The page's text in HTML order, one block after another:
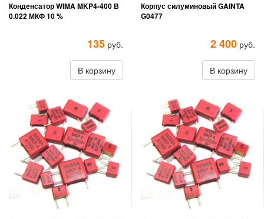
Конденсатор WIMA MKP4-400 В
0.022 МКФ 10 %
135 руб.
В корзину
Корпус силуминовый GAINTA
G0477
2 400 руб.
В корзину